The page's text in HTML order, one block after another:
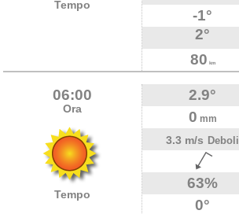
Tempo
-1°
2°
80 km
06:00
Ora
Tempo
2.9°
0 mm
3.3 m/s Deboli
63%
0°